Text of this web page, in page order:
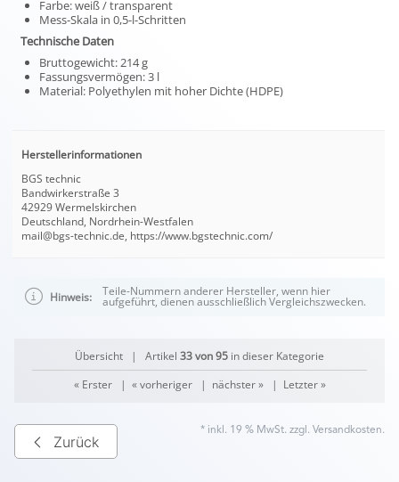
Farbe: weiß / transparent
Mess-Skala in 0,5-l-Schritten
Technische Daten
Bruttogewicht: 214 g
Fassungsvermögen: 3 l
Material: Polyethylen mit hoher Dichte (HDPE)
Herstellerinformationen
BGS technic
Bandwirkerstraße 3
42929 Wermelskirchen
Deutschland, Nordrhein-Westfalen
mail@bgs-technic.de, https://www.bgstechnic.com/
Hinweis: Teile-Nummern anderer Hersteller, wenn hier
aufgeführt, dienen ausschließlich Vergleichszwecken.
Übersicht | Artikel 33 von 95 in dieser Kategorie
« Erster| « vorheriger| nächster »| Letzter »
Zurück
* inkl. 19 % MwSt. zzgl. Versandkosten.